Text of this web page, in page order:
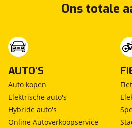
Ons totale
AUTO'S
Auto kopen
Elektrische auto's
Hybride auto's
Online Autoverkoopservice